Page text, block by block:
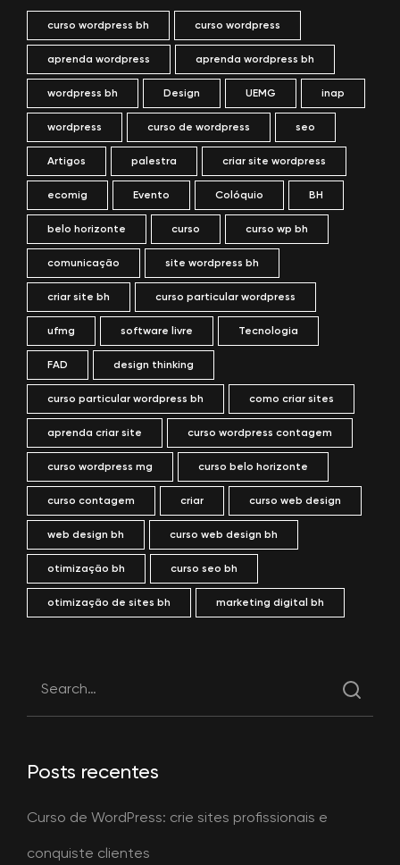
curso wordpress bh curso wordpress
aprenda wordpress aprenda wordpress bh
wordpress bh Design UEMG inap
wordpress curso de wordpress seo
Artigos palestra criar site wordpress
ecomig Evento Colóquio BH
belo horizonte curso curso wp bh
comunicação site wordpress bh
criar site bh curso particular wordpress
ufmg software livre Tecnologia
FAD design thinking
curso particular wordpress bh como criar sites
aprenda criar site curso wordpress contagem
curso wordpress mg curso belo horizonte
curso contagem criar curso web design
web design bh curso web design bh
otimização bh curso seo bh
otimização de sites bh marketing digital bh
Posts recentes
Curso de WordPress: crie sites profissionais e
conquiste clientes